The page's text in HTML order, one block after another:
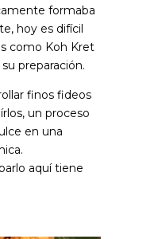
formaba
hoy es difícil
como Koh Kret
preparación.
finos fideos
un proceso
en una
aquí tiene